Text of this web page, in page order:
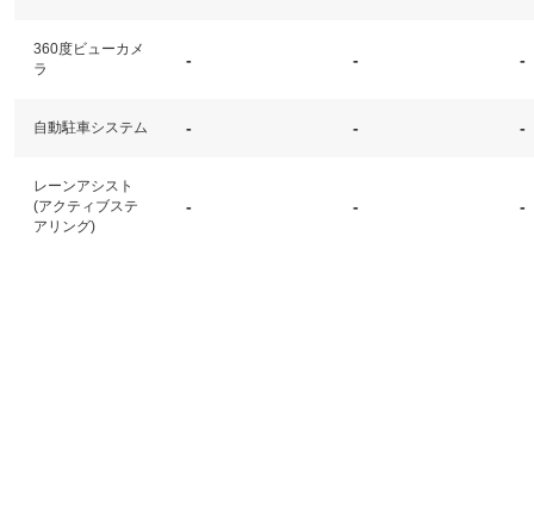
360度ビューカメ
ラ
- - -
自動駐車システム - - -
レーンアシスト
(アクティブステ
アリング)
- - -